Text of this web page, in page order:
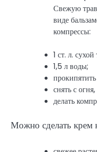
Свежую
виде
компрессы:
1 ст. л.
1,5 л воды;
снять с
делать
Можно сделать крем